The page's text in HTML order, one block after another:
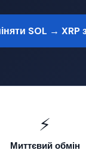
SOL → XRP
⚡
Миттєвий обмін